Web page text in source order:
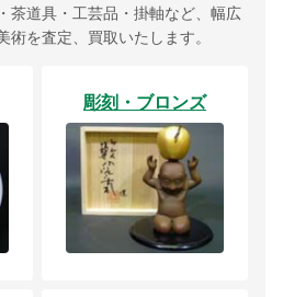
茶道具・工芸品・掛軸など、幅広
を査定、買取いたします。
彫刻・ブロンズ